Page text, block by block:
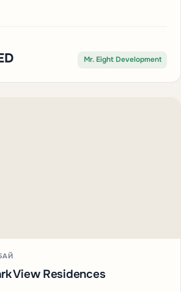
Mr. Eight Development
View Residences